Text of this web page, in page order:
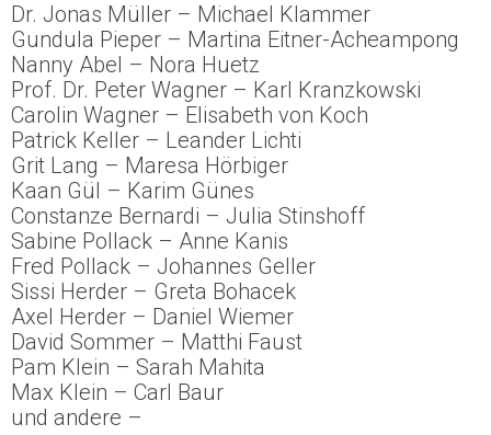
Dr. Jonas Müller – Michael Klammer
Gundula Pieper – Martina Eitner-Acheampong
Nanny Abel – Nora Huetz
Prof. Dr. Peter Wagner – Karl Kranzkowski
Carolin Wagner – Elisabeth von Koch
Patrick Keller – Leander Lichti
Grit Lang – Maresa Hörbiger
Kaan Gül – Karim Günes
Constanze Bernardi – Julia Stinshoff
Sabine Pollack – Anne Kanis
Fred Pollack – Johannes Geller
Sissi Herder – Greta Bohacek
Axel Herder – Daniel Wiemer
David Sommer – Matthi Faust
Pam Klein – Sarah Mahita
Max Klein – Carl Baur
und andere –